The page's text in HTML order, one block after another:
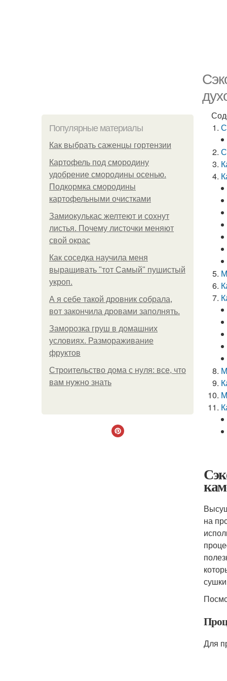
Популярные материалы
Как выбрать саженцы гортензии
Картофель под смородину
удобрение смородины осенью.
Подкормка смородины
картофельными очистками
Замиокулькас желтеют и сохнут
листья. Почему листочки меняют
свой окрас
Как соседка научила меня
выращивать "тот Самый" пушистый
укроп.
А я себе такой дровник собрала,
вот закончила дровами заполнять.
Заморозка груш в домашних
условиях. Размораживание
фруктов
Строительство дома с нуля: все, что
вам нужно знать
на
Для